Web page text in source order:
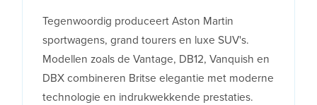
Tegenwoordig produceert Aston Martin
sportwagens, grand tourers en luxe SUV's.
Modellen zoals de Vantage, DB12, Vanquish en
DBX combineren Britse elegantie met moderne
technologie en indrukwekkende prestaties.